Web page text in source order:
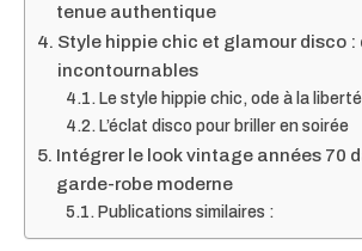
tenue authentique
Style hippie chic et glamour disco
incontournables
Le style hippie chic, ode à la liberté
L’éclat disco pour briller en soirée
Intégrer le look vintage années 70
garde-robe moderne
Publications similaires :